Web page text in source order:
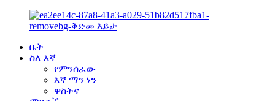
ቤት
ስለ እኛ
የምንሰራው
እኛ ማን ነን
ዋስትና